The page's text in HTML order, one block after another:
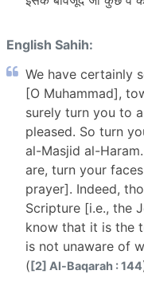
English Sahih:
We have certainly
[O Muhammad],
surely turn you to
pleased. So turn
al-Masjid al-
are, turn your
prayer]. Indeed,
Scripture [i.e., the
know that it is the
is not unaware of
([2] Al-Baqarah : 144